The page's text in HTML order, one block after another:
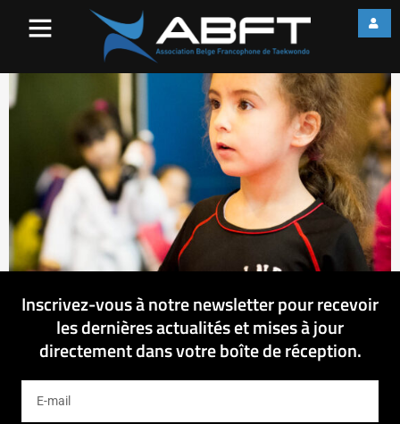
Inscrivez-vous à notre newsletter pour recevoir
les dernières actualités et mises à jour
directement dans votre boîte de réception.